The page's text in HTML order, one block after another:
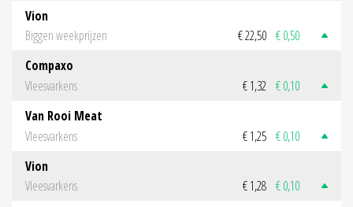
Vion
Biggen weekprijzen
€ 22,50 € 0,50
Compaxo
Vleesvarkens
€ 1,32 € 0,10
Van Rooi Meat
Vleesvarkens
€ 1,25 € 0,10
Vion
Vleesvarkens
€ 1,28 € 0,10